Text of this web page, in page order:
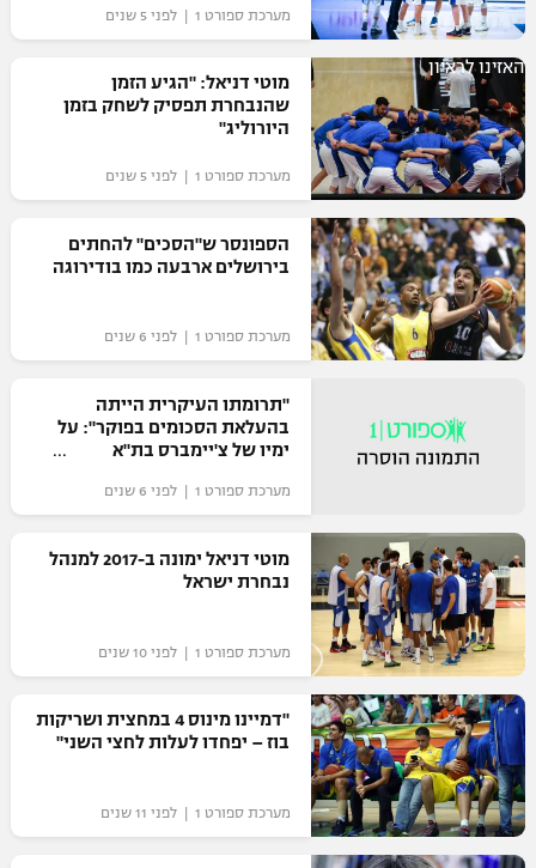
מערכת ספורט 1 | לפני 5 שנים
האזינו לראיון
מוטי דניאל: "הגיע הזמן
שהנבחרת תפסיק לשחק בזמן
היורוליג"
מערכת ספורט 1 | לפני 5 שנים
הספונסר ש"הסכים" להחתים
בירושלים ארבעה כמו בודירוגה
מערכת ספורט 1 | לפני 6 שנים
"תרומתו העיקרית הייתה
בהעלאת הסכומים בפוקר": על
ימיו של צ'יימברס בת"א
מערכת ספורט 1 | לפני 6 שנים
מוטי דניאל ימונה ב-2017 למנהל
נבחרת ישראל
מערכת ספורט 1 | לפני 10 שנים
"דמיינו מינוס 4 במחצית ושריקות
בוז – יפחדו לעלות לחצי השני"
מערכת ספורט 1 | לפני 11 שנים